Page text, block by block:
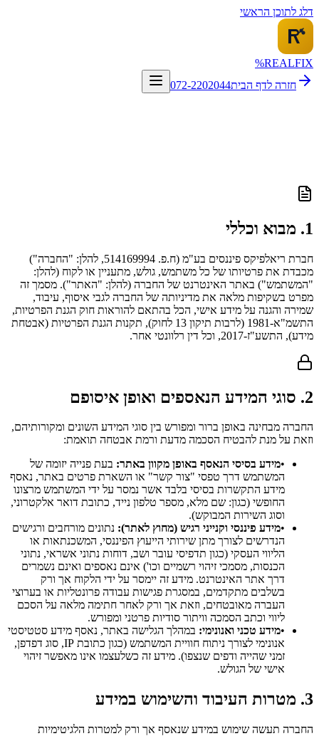
דלג לתוכן הראשי
REALFIX
%
חזרה לדף הבית072-2202044
1. מבוא וכללי
חברת ריאלפיקס פיננסים בע"מ (ח.פ. 514169994, להלן: "החברה")
מכבדת את פרטיותו של כל משתמש, גולש, מתעניין או לקוח (להלן:
"המשתמש") באתר האינטרנט של החברה (להלן: "האתר"). מסמך זה
מפרט בשקיפות מלאה את מדיניותה של החברה לגבי איסוף, עיבוד,
שמירה והגנה על מידע אישי, הכל בהתאם להוראות חוק הגנת הפרטיות,
התשמ"א-1981 (לרבות תיקון 13 לחוק), תקנות הגנת הפרטיות (אבטחת
מידע), התשע"ז-2017, וכל דין רלוונטי אחר.
2. סוגי המידע הנאספים ואופן איסופם
החברה מבחינה באופן ברור ומפורש בין סוגי המידע השונים ומקורותיהם,
וזאת על מנת להבטיח הסכמה מדעת ורמת אבטחה תואמת:
•מידע בסיסי הנאסף באופן מקוון באתר: בעת פנייה יזומה של
המשתמש דרך טפסי "צור קשר" או השארת פרטים באתר, נאסף
מידע התקשרות בסיסי בלבד אשר נמסר על ידי המשתמש מרצונו
החופשי (כגון: שם מלא, מספר טלפון נייד, כתובת דואר אלקטרוני,
וסוג השירות המבוקש).
•מידע פיננסי וקנייני רגיש (מחוץ לאתר): נתונים מורחבים ורגישים
הנדרשים לצורך מתן שירותי הייעוץ הפיננסי, המשכנתאות או
הליווי העסקי (כגון תדפיסי עובר ושב, דוחות נתוני אשראי, נתוני
הכנסות, מסמכי זיהוי רשמיים וכו') אינם נאספים ואינם נשמרים
דרך אתר האינטרנט. מידע זה יימסר על ידי הלקוח אך ורק
בשלבים מתקדמים, במסגרת פגישות עבודה פרונטליות או בערוצי
העברה מאובטחים, וזאת אך ורק לאחר חתימה מלאה על הסכם
ליווי וכתב הסמכה וויתור סודיות פרטני ומפורש.
•מידע טכני ואנונימי: במהלך הגלישה באתר, נאסף מידע סטטיסטי
אנונימי לצורך ניתוח חוויית המשתמש (כגון כתובת IP, סוג דפדפן,
זמני שהייה ודפים שנצפו). מידע זה כשלעצמו אינו מאפשר זיהוי
אישי של הגולש.
3. מטרות העיבוד והשימוש במידע
החברה תעשה שימוש במידע שנאסף אך ורק למטרות הלגיטימיות